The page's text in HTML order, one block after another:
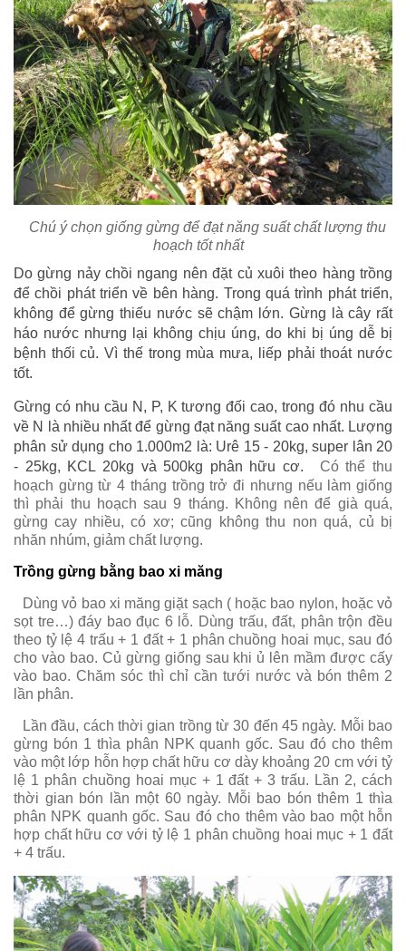
Chú ý chọn giống gừng để đạt năng suất chất lượng thu
hoạch tốt nhất
Do gừng nảy chồi ngang nên đặt củ xuôi theo hàng trồng
để chồi phát triển về bên hàng. Trong quá trình phát triển,
không để gừng thiếu nước sẽ chậm lớn. Gừng là cây rất
háo nước nhưng lại không chịu úng, do khi bị úng dễ bị
bệnh thối củ. Vì thế trong mùa mưa, liếp phải thoát nước
tốt.
Gừng có nhu cầu N, P, K tương đối cao, trong đó nhu cầu
về N là nhiều nhất để gừng đạt năng suất cao nhất. Lượng
phân sử dụng cho 1.000m2 là: Urê 15 - 20kg, super lân 20
- 25kg, KCL 20kg và 500kg phân hữu cơ.
Có thể thu
hoạch gừng từ 4 tháng trồng trở đi nhưng nếu làm giống
thì phải thu hoạch sau 9 tháng. Không nên để già quá,
gừng cay nhiều, có xơ; cũng không thu non quá, củ bị
nhăn nhúm, giảm chất lượng.
Trồng gừng bằng bao xi măng
Dùng vỏ bao xi măng giặt sạch ( hoặc bao nylon, hoặc vỏ
sọt tre…) đáy bao đục 6 lỗ. Dùng trấu, đất, phân trộn đều
theo tỷ lệ 4 trấu + 1 đất + 1 phân chuồng hoai mục, sau đó
cho vào bao. Củ gừng giống sau khi ủ lên mầm được cấy
vào bao. Chăm sóc thì chỉ cần tưới nước và bón thêm 2
lần phân.
Lần đầu, cách thời gian trồng từ 30 đến 45 ngày. Mỗi bao
gừng bón 1 thìa phân NPK quanh gốc. Sau đó cho thêm
vào một lớp hỗn hợp chất hữu cơ dày khoảng 20 cm với tỷ
lệ 1 phân chuồng hoai mục + 1 đất + 3 trấu. Lần 2, cách
thời gian bón lần một 60 ngày. Mỗi bao bón thêm 1 thìa
phân NPK quanh gốc. Sau đó cho thêm vào bao một hỗn
hợp chất hữu cơ với tỷ lệ 1 phân chuồng hoai mục + 1 đất
+ 4 trấu.